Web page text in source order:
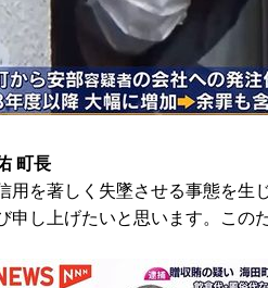
町長
用を著しく失墜させる事態を
申し上げたいと思います。この